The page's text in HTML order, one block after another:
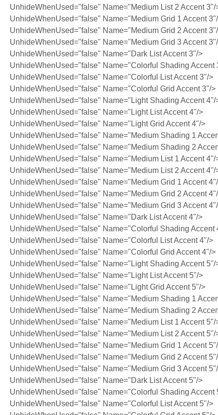
UnhideWhenUsed="false" Name="Medium List 2 Accent 3"/
UnhideWhenUsed="false" Name="Medium Grid 1 Accent
UnhideWhenUsed="false" Name="Medium Grid 2 Accent
UnhideWhenUsed="false" Name="Medium Grid 3 Accent
UnhideWhenUsed="false" Name="Dark List Accent 3"/>
UnhideWhenUsed="false" Name="Colorful Shading Accent
UnhideWhenUsed="false" Name="Colorful List Accent 3"/>
UnhideWhenUsed="false" Name="Colorful Grid Accent 3"/>
UnhideWhenUsed="false" Name="Light Shading Accent 4"/
UnhideWhenUsed="false" Name="Light List Accent 4"/>
UnhideWhenUsed="false" Name="Light Grid Accent 4"/>
UnhideWhenUsed="false" Name="Medium Shading 1
UnhideWhenUsed="false" Name="Medium Shading 2
UnhideWhenUsed="false" Name="Medium List 1 Accent 4"/
UnhideWhenUsed="false" Name="Medium List 2 Accent 4"/
UnhideWhenUsed="false" Name="Medium Grid 1 Accent
UnhideWhenUsed="false" Name="Medium Grid 2 Accent
UnhideWhenUsed="false" Name="Medium Grid 3 Accent
UnhideWhenUsed="false" Name="Dark List Accent 4"/>
UnhideWhenUsed="false" Name="Colorful Shading Accent
UnhideWhenUsed="false" Name="Colorful List Accent 4"/>
UnhideWhenUsed="false" Name="Colorful Grid Accent 4"/>
UnhideWhenUsed="false" Name="Light Shading Accent 5"/
UnhideWhenUsed="false" Name="Light List Accent 5"/>
UnhideWhenUsed="false" Name="Light Grid Accent 5"/>
UnhideWhenUsed="false" Name="Medium Shading 1
UnhideWhenUsed="false" Name="Medium Shading 2
UnhideWhenUsed="false" Name="Medium List 1 Accent 5"/
UnhideWhenUsed="false" Name="Medium List 2 Accent 5"/
UnhideWhenUsed="false" Name="Medium Grid 1 Accent
UnhideWhenUsed="false" Name="Medium Grid 2 Accent
UnhideWhenUsed="false" Name="Medium Grid 3 Accent
UnhideWhenUsed="false" Name="Dark List Accent 5"/>
UnhideWhenUsed="false" Name="Colorful Shading Accent
UnhideWhenUsed="false" Name="Colorful List Accent 5"/>